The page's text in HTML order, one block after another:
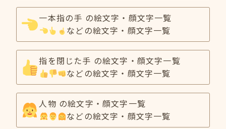
一本指の手 の絵文字・顔文字一覧
などの絵文字・顔文字一覧
指を閉じた手 の絵文字・顔文字一覧
などの絵文字・顔文字一覧
人物 の絵文字・顔文字一覧
などの絵文字・顔文字一覧